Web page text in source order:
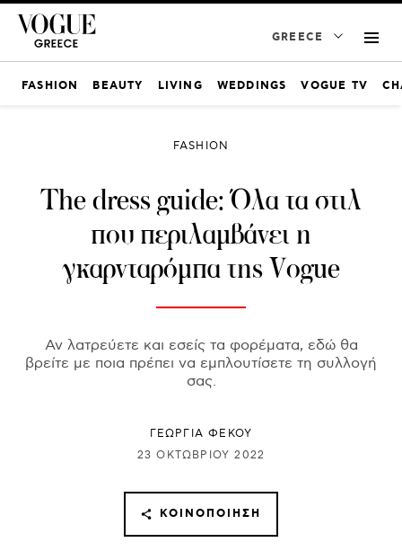
GREECE
FASHION BEAUTY LIVING WEDDINGS VOGUE TV
FASHION
The dress guide: Όλα τα στιλ
που περιλαμβάνει η
γκαρνταρόμπα της Vogue
Αν λατρεύετε και εσείς τα φορέματα, εδώ θα
βρείτε με ποια πρέπει να εμπλουτίσετε τη συλλογή
σας.
ΓΕΩΡΓΙΑ ΦΕΚΟΥ
23 ΟΚΤΩΒΡΊΟΥ 2022
ΚΟΙΝΟΠΟΊΗΣΗ